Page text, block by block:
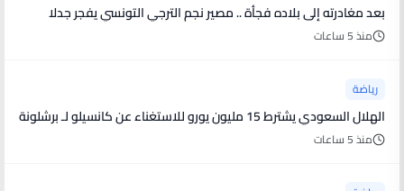
بعد مغادرته إلى بلاده فجأة .. مصير نجم الترجي التونسي يفجر جدلا
منذ 5 ساعات
رياضة
الهلال السعودي يشترط 15 مليون يورو للاستغناء عن كانسيلو لـ برشلونة
منذ 5 ساعات